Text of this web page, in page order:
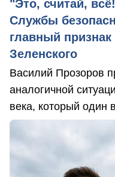
"Это, считай,
Службы
главный
Зеленского
Василий Прозоров
аналогичной
века, который один